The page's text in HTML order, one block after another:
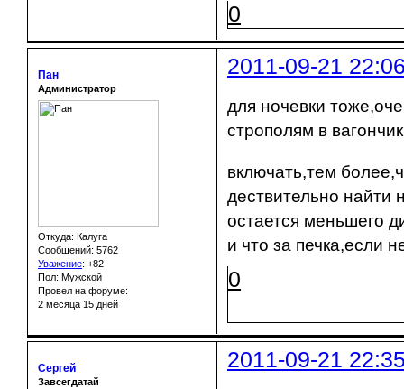
0
2011-09-21
Пан
Администратор
Откуда: Калуга
Сообщений: 5762
Уважение: +82
Пол: Мужской
Провел на форуме:
2 месяца 15 дней
для ночевки
строполям в
включать,тем
дествительно найти
остается меньшего
и что за печка,если
0
2011-09-21
Сергей
Завсегдатай